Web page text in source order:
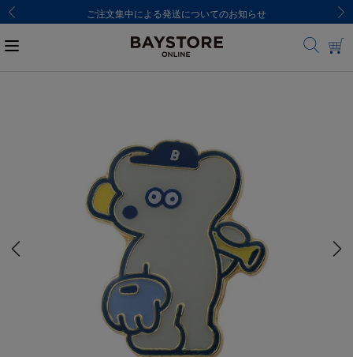
ご注文集中による発送についてのお知らせ